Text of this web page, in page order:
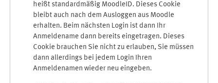
heißt standardmäßig MoodleID. Dieses Cookie
bleibt auch nach dem Ausloggen aus Moodle
erhalten. Beim nächsten Login ist dann Ihr
Anmeldename dann bereits eingetragen. Dieses
Cookie brauchen Sie nicht zu erlauben, Sie müssen
dann allerdings bei jedem Login Ihren
Anmeldenamen wieder neu eingeben.